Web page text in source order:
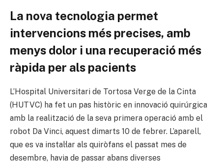
La nova tecnologia permet
intervencions més precises, amb
menys dolor i una recuperació més
ràpida per als pacients
L’Hospital Universitari de Tortosa Verge de la Cinta
(HUTVC) ha fet un pas històric en innovació quirúrgica
amb la realització de la seva primera operació amb el
robot Da Vinci, aquest dimarts 10 de febrer. L’aparell,
que es va instal·lar als quiròfans el passat mes de
desembre, havia de passar abans diverses